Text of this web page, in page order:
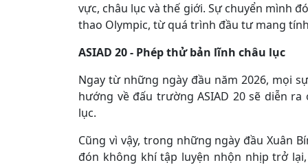
vực, châu lục và thế giới. Sự chuyển mình
thao Olympic, từ quá trình đầu tư mang
ASIAD 20 - Phép thử bản lĩnh châu lục
Ngay từ những ngày đầu năm 2026, mọi
hướng về đấu trường ASIAD 20 sẽ diễn
lục.
Cũng vì vậy, trong những ngày đầu Xuân
đón không khí tập luyện nhộn nhịp trở